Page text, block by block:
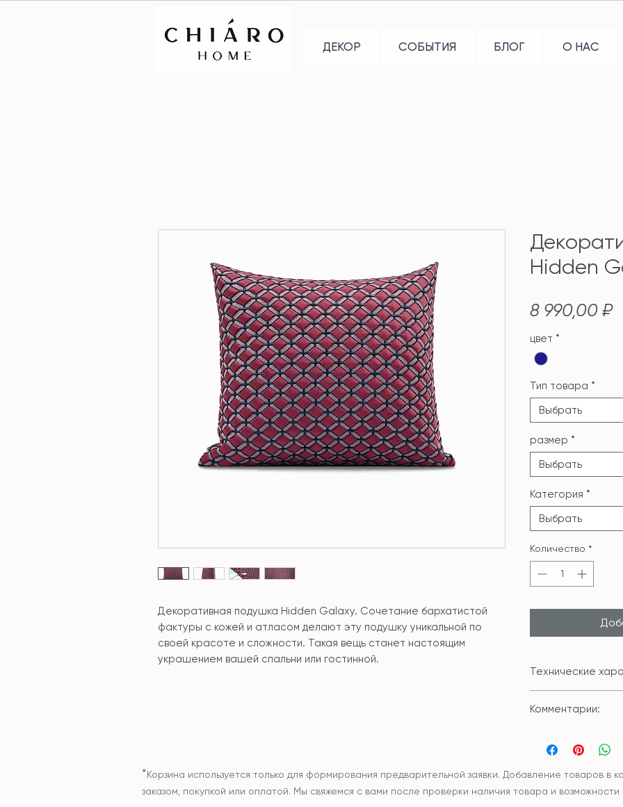
ДЕКОР СОБЫТИЯ БЛОГ О НАС
Декоративная подушка Hidden Galaxy. Сочетание бархатистой
фактуры с кожей и атласом делают эту подушку уникальной по
своей красоте и сложности. Такая вещь станет настоящим
украшением вашей спальни или гостинной.
Hidden
8 990,00 ₽
цвет *
Тип товара *
Выбрать
размер *
Выбрать
Категория *
Выбрать
Количество *
Технические
Размер: 50*50см;
молнии.
Чехол и
наполнитель
Комментарии:
внутренней
*Корзина используется только для формирования предварительной заявки. Добавление товаров в
заказом, покупкой или оплатой. Мы свяжемся с вами после проверки наличия товара и